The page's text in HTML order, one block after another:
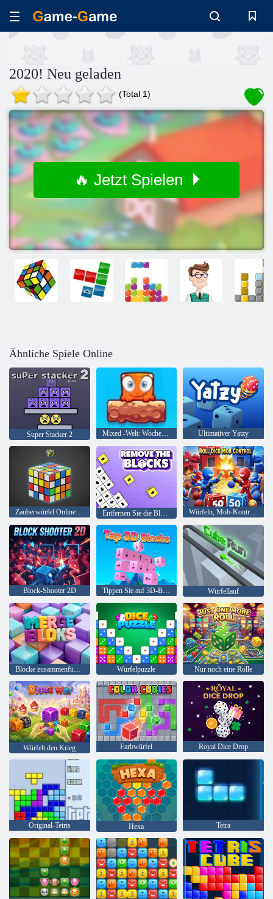
2020! Neu geladen
(Total 1)
🔥 Jetzt Spielen
Ähnliche Spiele Online
Super Stacker 2 Mixed -Welt: Wochenende Ultimativer Yatzy
Zauberwürfel Online-Löser Entfernen Sie die Blöcke Würfeln, Mob-Kontrolle
Block-Shooter 2D Tippen Sie auf 3D-Blöcke Würfellauf
Blöcke zusammenführen Würfelpuzzle Nur noch eine Rolle
Würfelt den Krieg Farbwürfel Royal Dice Drop
Original-Tetris Hexa Tetra